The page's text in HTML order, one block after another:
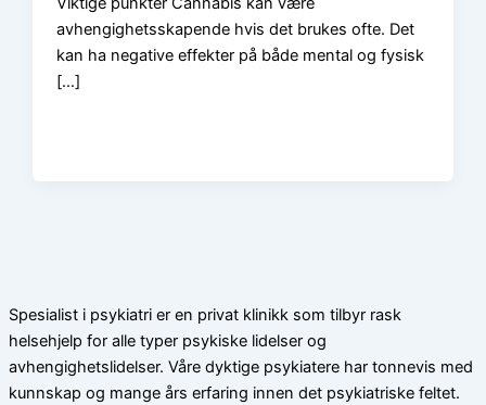
avhengighetsskapende hvis det brukes ofte. Det
kan ha negative effekter på både mental og fysisk
[…]
Spesialist i psykiatri er en privat klinikk som tilbyr rask
helsehjelp for alle typer psykiske lidelser og
avhengighetslidelser. Våre dyktige psykiatere har tonnevis med
kunnskap og mange års erfaring innen det psykiatriske feltet.